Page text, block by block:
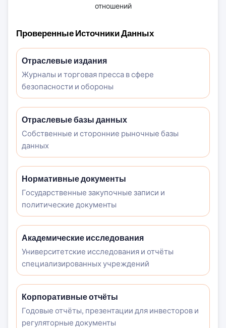
отношений
Проверенные Источники Данных
Отраслевые издания
Журналы и торговая пресса в сфере
безопасности и обороны
Отраслевые базы данных
Собственные и сторонние рыночные базы
данных
Нормативные документы
Государственные закупочные записи и
политические документы
Академические исследования
Университетские исследования и отчёты
специализированных учреждений
Корпоративные отчёты
Годовые отчёты, презентации для инвесторов и
регуляторные документы